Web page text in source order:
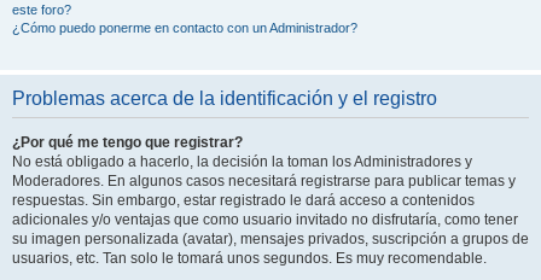
este foro?
¿Cómo puedo ponerme en contacto con un Administrador?
Problemas acerca de la identificación y el registro
¿Por qué me tengo que registrar?
No está obligado a hacerlo, la decisión la toman los Administradores y
Moderadores. En algunos casos necesitará registrarse para publicar temas y
respuestas. Sin embargo, estar registrado le dará acceso a contenidos
adicionales y/o ventajas que como usuario invitado no disfrutaría, como tener
su imagen personalizada (avatar), mensajes privados, suscripción a grupos de
usuarios, etc. Tan solo le tomará unos segundos. Es muy recomendable.